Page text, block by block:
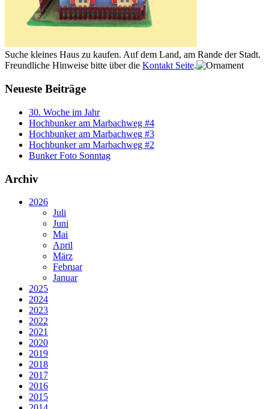
Suche kleines Haus zu kaufen. Auf dem Land, am Rande der Stadt.
Freundliche Hinweise bitte über die Kontakt Seite.
Neueste Beiträge
30. Woche im Jahr
Hochbunker am Marbachweg #4
Hochbunker am Marbachweg #3
Hochbunker am Marbachweg #2
Bunker Foto Sonntag
Archiv
2026
Juli
Juni
Mai
April
März
Februar
Januar
2025
2024
2023
2022
2021
2020
2019
2018
2017
2016
2015